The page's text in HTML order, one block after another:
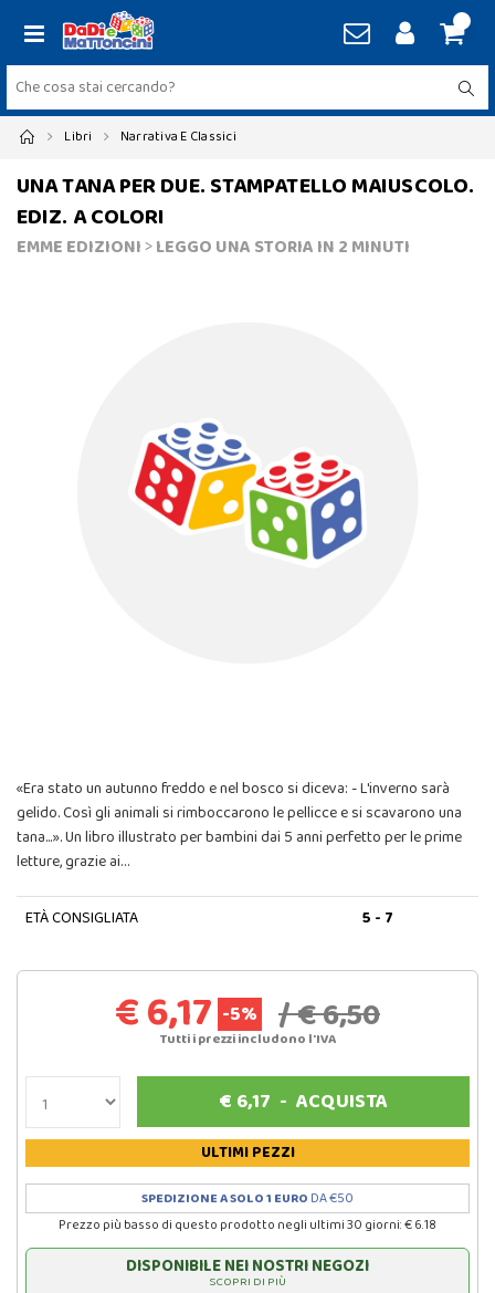
Libri Narrativa E Classici
UNA TANA PER DUE. STAMPATELLO MAIUSCOLO.
EDIZ. A COLORI
EMME EDIZIONI>LEGGO UNA STORIA IN 2 MINUTI
«Era stato un autunno freddo e nel bosco si diceva: - L'inverno sarà
gelido. Così gli animali si rimboccarono le pellicce e si scavarono una
tana...». Un libro illustrato per bambini dai 5 anni perfetto per le prime
letture, grazie ai…
ETÀ CONSIGLIATA 5 - 7
€ 6,17 -5% / € 6,50
Tutti i prezzi includono l'IVA
€ 6,17 - ACQUISTA
ULTIMI PEZZI
SPEDIZIONE A SOLO 1 EURO DA €50
Prezzo più basso di questo prodotto negli ultimi 30 giorni: € 6.18
DISPONIBILE NEI NOSTRI NEGOZI
SCOPRI DI PIÙ